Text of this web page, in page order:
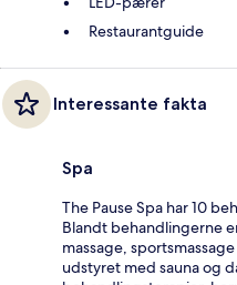
Restaurantguide
Interessante fakta
Spa
The Pause Spa har 10
Blandt behandlingerne
massage,
udstyret med sauna og